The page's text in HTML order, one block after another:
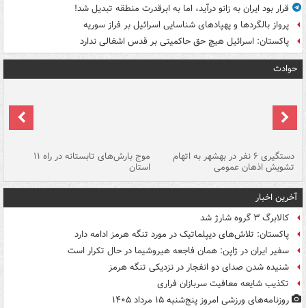
قرار بود ایران به زانو درآید، اما به ابرقدرت منطقه تبدیل شد!
پرواز بالگردها و پهپادهای شناسایی اسرائیل بر فراز سوریه
پاکستان: اسرائیل هیچ حق حاکمیتی بر قدس اشغالی ندارد
حوادث
دستگیری ۶ نفر در بهشهر به اتهام
تشویش اذهان عمومی
موج بارش‌های تابستانه در راه ۱۱
استان
آخرین اخبار
کالابرگ ۳ گروه شارژ شد
پاکستان: تلاش‌های دیپلماتیک در مورد تنگه هرمز ادامه دارد
سفیر ایران در ژاپن: همان فاجعه هیروشیما در حال تکرار است
شنیده شدن صدای دو انفجار در نزدیکی تنگه هرمز
تکذیب شایعه معافیت سربازان فراری
روزنامه‌های ورزشی امروز پنج‌شنبه ۱۵ مرداد ۱۴۰۵